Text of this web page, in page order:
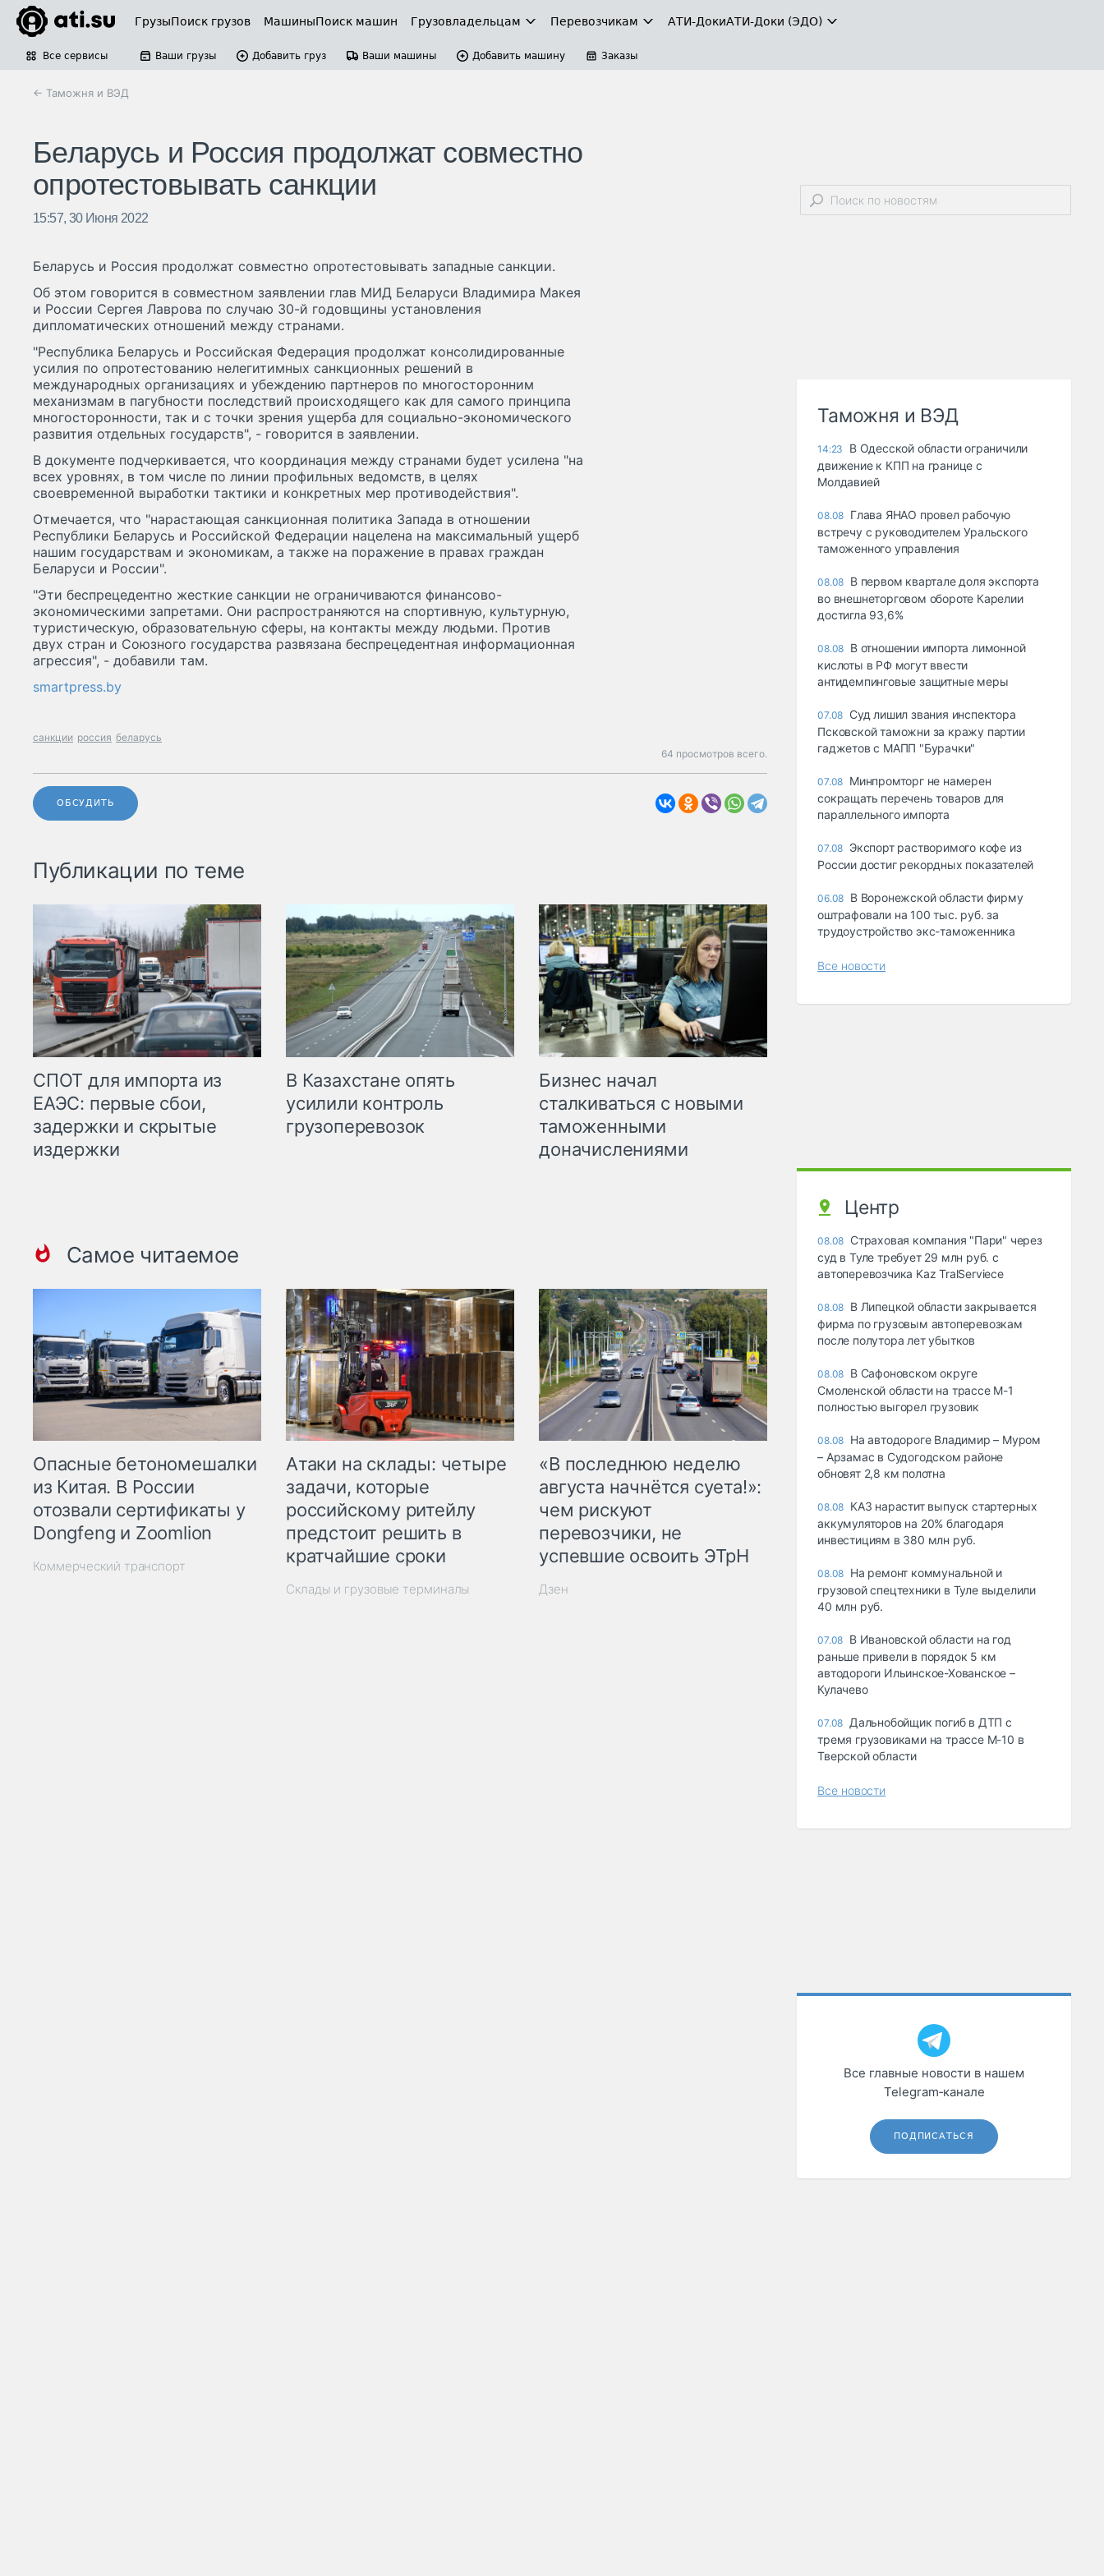
ГрузыПоиск грузов МашиныПоиск машин Грузовладельцам Перевозчикам АТИ-ДокиАТИ-Доки (ЭДО)
Все сервисы Ваши грузы Добавить груз Ваши машины Добавить машину Заказы
← Таможня и ВЭД
Беларусь и Россия продолжат совместно
опротестовывать санкции
15:57, 30 Июня 2022
Беларусь и Россия продолжат совместно опротестовывать западные санкции.
Об этом говорится в совместном заявлении глав МИД Беларуси Владимира Макея
и России Сергея Лаврова по случаю 30-й годовщины установления
дипломатических отношений между странами.
"Республика Беларусь и Российская Федерация продолжат консолидированные
усилия по опротестованию нелегитимных санкционных решений в
международных организациях и убеждению партнеров по многосторонним
механизмам в пагубности последствий происходящего как для самого принципа
многосторонности, так и с точки зрения ущерба для социально-экономического
развития отдельных государств", - говорится в заявлении.
В документе подчеркивается, что координация между странами будет усилена "на
всех уровнях, в том числе по линии профильных ведомств, в целях
своевременной выработки тактики и конкретных мер противодействия".
Отмечается, что "нарастающая санкционная политика Запада в отношении
Республики Беларусь и Российской Федерации нацелена на максимальный ущерб
нашим государствам и экономикам, а также на поражение в правах граждан
Беларуси и России".
"Эти беспрецедентно жесткие санкции не ограничиваются финансово-
экономическими запретами. Они распространяются на спортивную, культурную,
туристическую, образовательную сферы, на контакты между людьми. Против
двух стран и Союзного государства развязана беспрецедентная информационная
агрессия", - добавили там.
smartpress.by
санкции россия беларусь
64 просмотров всего.
ОБСУДИТЬ
Публикации по теме
СПОТ для импорта из
ЕАЭС: первые сбои,
задержки и скрытые
издержки
В Казахстане опять
усилили контроль
грузоперевозок
Бизнес начал
сталкиваться с новыми
таможенными
доначислениями
Самое читаемое
Опасные бетономешалки
из Китая. В России
отозвали сертификаты у
Dongfeng и Zoomlion
Коммерческий транспорт
Атаки на склады: четыре
задачи, которые
российскому ритейлу
предстоит решить в
кратчайшие сроки
Склады и грузовые терминалы
«В последнюю неделю
августа начнётся суета!»:
чем рискуют
перевозчики, не
успевшие освоить ЭТрН
Дзен
Таможня и ВЭД
14:23
В Одесской области ограничили
движение к КПП на границе с
Молдавией
08.08 Глава ЯНАО провел рабочую
встречу с руководителем Уральского
таможенного управления
08.08 В первом квартале доля экспорта
во внешнеторговом обороте Карелии
достигла 93,6%
08.08 В отношении импорта лимонной
кислоты в РФ могут ввести
антидемпинговые защитные меры
07.08 Суд лишил звания инспектора
Псковской таможни за кражу партии
гаджетов с МАПП "Бурачки"
07.08 Минпромторг не намерен
сокращать перечень товаров для
параллельного импорта
07.08 Экспорт растворимого кофе из
России достиг рекордных показателей
06.08 В Воронежской области фирму
оштрафовали на 100 тыс. руб. за
трудоустройство экс-таможенника
Все новости
Центр
08.08 Страховая компания "Пари" через
суд в Туле требует 29 млн руб. с
автоперевозчика Kaz TralServiece
08.08 В Липецкой области закрывается
фирма по грузовым автоперевозкам
после полутора лет убытков
08.08 В Сафоновском округе
Смоленской области на трассе М-1
полностью выгорел грузовик
08.08 На автодороге Владимир – Муром
– Арзамас в Судогодском районе
обновят 2,8 км полотна
08.08 КАЗ нарастит выпуск стартерных
аккумуляторов на 20% благодаря
инвестициям в 380 млн руб.
08.08 На ремонт коммунальной и
грузовой спецтехники в Туле выделили
40 млн руб.
07.08 В Ивановской области на год
раньше привели в порядок 5 км
автодороги Ильинское-Хованское –
Кулачево
07.08 Дальнобойщик погиб в ДТП с
тремя грузовиками на трассе М-10 в
Тверской области
Все новости
Все главные новости в нашем
Telegram‑канале
ПОДПИСАТЬСЯ